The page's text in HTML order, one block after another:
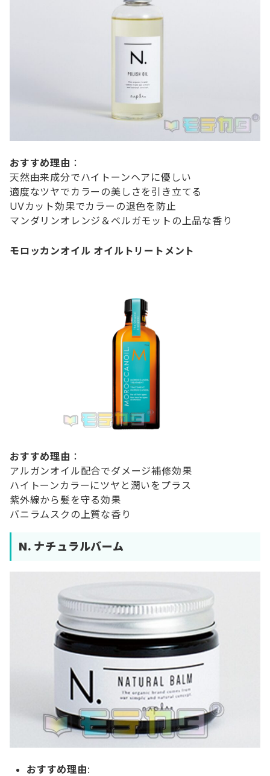
おすすめ理由 ：
天然由来成分でハイトーンヘアに優しい
適度なツヤでカラーの美しさを引き立てる
UVカット効果でカラーの退色を防止
マンダリンオレンジ＆ベルガモットの上品な香り
モロッカンオイル オイルトリートメント
おすすめ理由 ：
アルガンオイル配合でダメージ補修効果
ハイトーンカラーにツヤと潤いをプラス
紫外線から髪を守る効果
バニラムスクの上質な香り
N. ナチュラルバーム
おすすめ理由: